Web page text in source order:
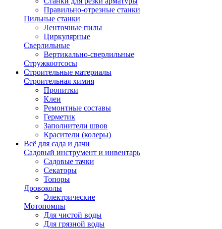
Правильно-отрезные станки
Пильные станки
Ленточные пилы
Циркулярные
Сверлильные
Вертикально-сверлильные
Стружкоотсосы
Строительные материалы
Строительная химия
Пропитки
Клеи
Ремонтные составы
Герметик
Заполнители швов
Красители (колеры)
Всё для сада и дачи
Садовый инструмент и инвентарь
Садовые тачки
Секаторы
Топоры
Дровоколы
Электрические
Мотопомпы
Для чистой воды
Для грязной воды